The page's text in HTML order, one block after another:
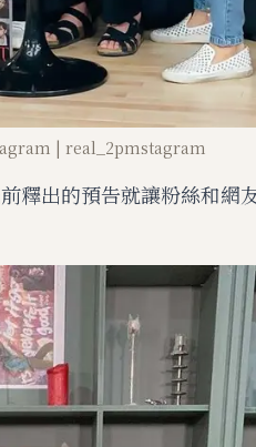
| real_2pmstagram
釋出的預告就讓粉絲和網